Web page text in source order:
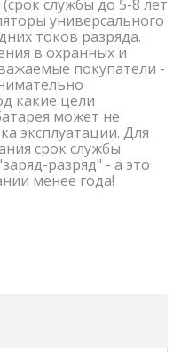
службы до 5-8 лет
универсального
токов разряда.
в охранных и
покупатели -
какие цели
может не
эксплуатации. Для
срок службы
разряд" - а это
менее года!